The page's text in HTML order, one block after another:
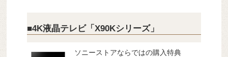
■4K液晶テレビ「X90Kシリーズ」
ソニーストアならではの購入特典